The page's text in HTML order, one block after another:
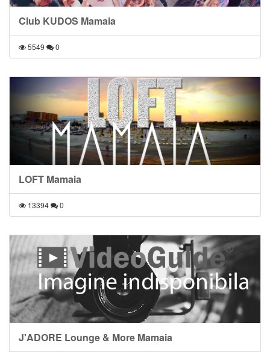
Club KUDOS Mamaia
5549 0
LOFT Mamaia
13394 0
J'ADORE Lounge & More Mamaia